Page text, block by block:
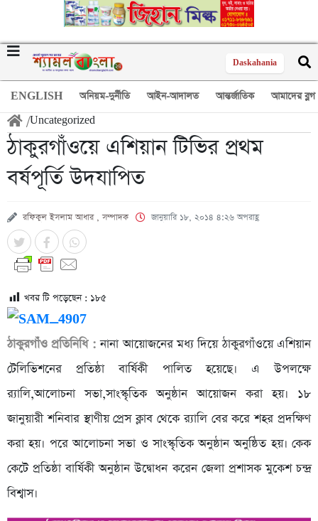
Daskahania
ENGLISH অনিয়ম-দুর্নীতি আইন-আদালত আন্তর্জাতিক আমাদের ব্লগ
/Uncategorized
ঠাকুরগাঁওয়ে এশিয়ান টিভির প্রথম
বর্ষপূর্তি উদযাপিত
রফিকুল ইসলাম আধার , সম্পাদক জানুয়ারি ১৮, ২০১৪ ৪:২৬ অপরাহ্ণ
খবর টি পড়েছেন : ১৮৫
ঠাকুরগাঁও প্রতিনিধি : নানা আয়োজনের মধ্য দিয়ে ঠাকুরগাঁওয়ে এশিয়ান
টেলিভিশনের প্রতিষ্ঠা বার্ষিকী পালিত হয়েছে। এ উপলক্ষে
র‌্যালি,আলোচনা সভা,সাংস্কৃতিক অনুষ্ঠান আয়োজন করা হয়। ১৮
জানুয়ারী শনিবার স্থাণীয় প্রেস ক্লাব থেকে র‌্যালি বের করে শহর প্রদক্ষিণ
করা হয়। পরে আলোচনা সভা ও সাংস্কৃতিক অনুষ্ঠান অনুষ্ঠিত হয়। কেক
কেটে প্রতিষ্ঠা বার্ষিকী অনুষ্ঠান উদ্বোধন করেন জেলা প্রশাসক মুকেশ চন্দ্র
বিশ্বাস।